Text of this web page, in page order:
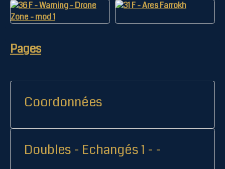
Pages
Coordonnées
Doubles - Echangés 1 - -